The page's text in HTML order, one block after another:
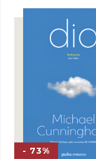
17,00 €.
- 73%